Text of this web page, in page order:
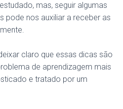
mas, seguir algumas
pode nos auxiliar a receber as
claro que essas dicas são
de aprendizagem mais
e tratado por um